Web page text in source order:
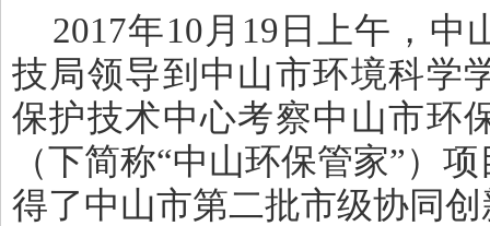
2017年10 月 19 日上午，中
技局领导到中山市环境科学
保护技术中心考察中山市环
（下简称“中山环保管家”）
得了中山市第二批市级协同